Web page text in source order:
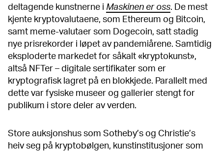
deltagende kunstnerne i Maskinen er oss. De mest
kjente kryptovalutaene, som Ethereum og Bitcoin,
samt meme-valutaer som Dogecoin, satt stadig
nye prisrekorder i løpet av pandemiårene. Samtidig
eksploderte markedet for såkalt «kryptokunst»,
altså NFTer – digitale sertifikater som er
kryptografisk lagret på en blokkjede. Parallelt med
dette var fysiske museer og gallerier stengt for
publikum i store deler av verden.
Store auksjonshus som Sotheby’s og Christie’s
heiv seg på kryptobølgen, kunstinstitusjoner som